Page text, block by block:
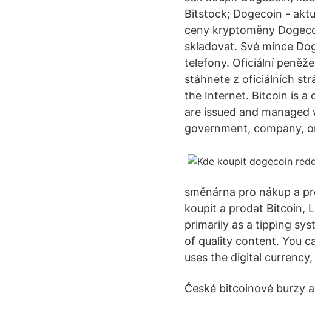
Bitstock; Dogecoin -
ceny kryptoměny
skladovat. Své mince
telefony. Oficiální
stáhnete z oficiálních
the Internet. Bitcoin is a
are issued and
government, company,
směnárna pro nákup a
koupit a prodat Bitcoin,
primarily as a tipping
of quality content. You
uses the digital
České bitcoinové burzy